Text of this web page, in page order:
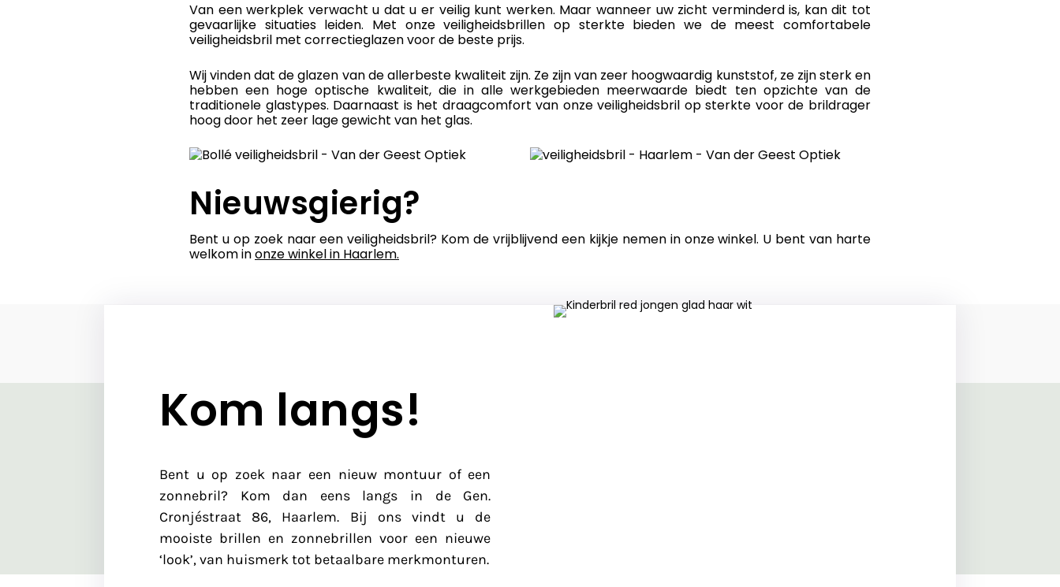
Van een werkplek verwacht u dat u er veilig kunt werken. Maar wanneer uw zicht verminderd is, kan dit tot
gevaarlijke situaties leiden. Met onze veiligheidsbrillen op sterkte bieden we de meest comfortabele
veiligheidsbril met correctieglazen voor de beste prijs.
Wij vinden dat de glazen van de allerbeste kwaliteit zijn. Ze zijn van zeer hoogwaardig kunststof, ze zijn sterk en
hebben een hoge optische kwaliteit, die in alle werkgebieden meerwaarde biedt ten opzichte van de
traditionele glastypes. Daarnaast is het draagcomfort van onze veiligheidsbril op sterkte voor de brildrager
hoog door het zeer lage gewicht van het glas.
Nieuwsgierig?
Bent u op zoek naar een veiligheidsbril? Kom de vrijblijvend een kijkje nemen in onze winkel. U bent van harte
welkom inonze winkel in Haarlem.
Kom langs!
Bent u op zoek naar een nieuw montuur of een
zonnebril? Kom dan eens langs in de Gen.
Cronjéstraat 86, Haarlem. Bij ons vindt u de
mooiste brillen en zonnebrillen voor een nieuwe
‘look’, van huismerk tot betaalbare merkmonturen.